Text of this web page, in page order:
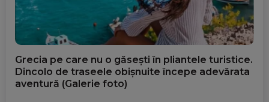
Grecia pe care nu o găsești în pliantele turistice.
Dincolo de traseele obișnuite începe adevărata
aventură (Galerie foto)